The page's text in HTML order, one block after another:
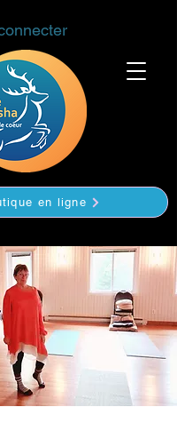
en ligne